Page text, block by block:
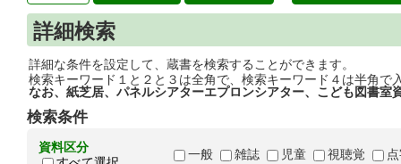
詳細検索
詳細な条件を設定して、蔵書を検索することができます。
検索キーワード１と２と３は全角で、検索キーワード４は半角で
なお、紙芝居、パネルシアターエプロンシアター、こども図書室
検索条件
資料区分
一般 雑誌 児童 視聴覚